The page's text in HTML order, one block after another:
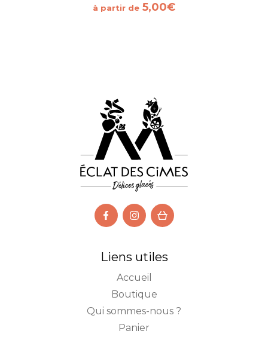
à partir de 5,00€
Liens utiles
Accueil
Boutique
Qui sommes-nous ?
Panier